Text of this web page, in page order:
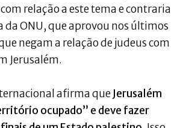
relação a este tema e contraria
ONU, que aprovou nos últimos
negam a relação de judeus com
Jerusalém.
afirma queJerusalém
ocupado” e deve fazer